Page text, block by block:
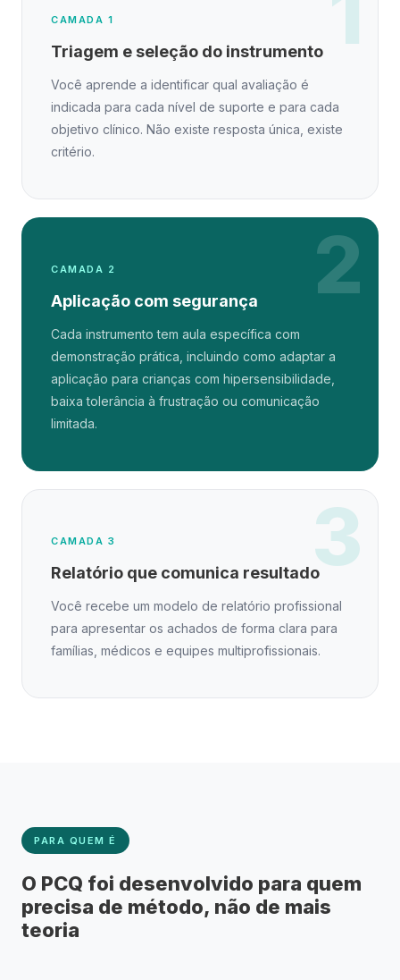
CAMADA 1
Triagem e seleção do instrumento
Você aprende a identificar qual avaliação é
indicada para cada nível de suporte e para cada
objetivo clínico. Não existe resposta única, existe
critério.
2
CAMADA 2
Aplicação com segurança
Cada instrumento tem aula específica com
demonstração prática, incluindo como adaptar a
aplicação para crianças com hipersensibilidade,
baixa tolerância à frustração ou comunicação
limitada.
3
CAMADA 3
Relatório que comunica resultado
Você recebe um modelo de relatório profissional
para apresentar os achados de forma clara para
famílias, médicos e equipes multiprofissionais.
PARA QUEM É
O PCQ foi desenvolvido para quem
precisa de método, não de mais
teoria